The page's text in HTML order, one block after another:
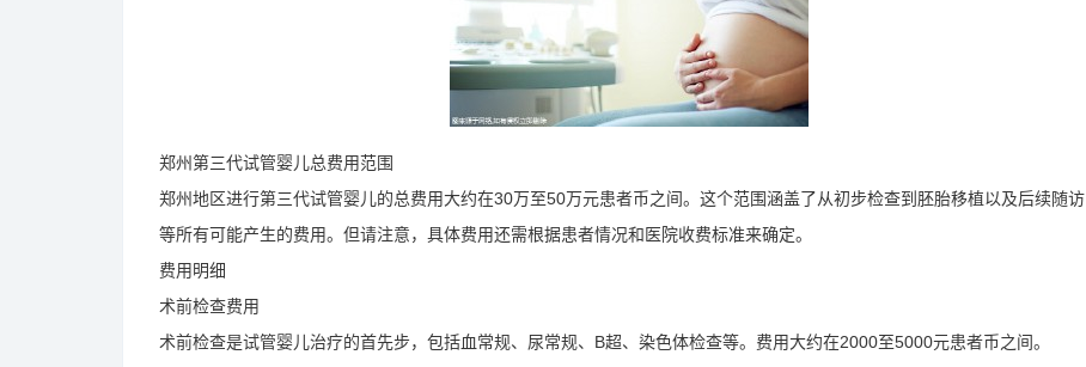
郑州第三代试管婴儿总费用范围
郑州地区进行第三代试管婴儿的总费用大约在30万至50万元患者币之间。这个范围涵盖了从初步检查到胚胎移植以及后续随访
等所有可能产生的费用。但请注意，具体费用还需根据患者情况和医院收费标准来确定。
费用明细
术前检查费用
术前检查是试管婴儿治疗的首先步，包括血常规、尿常规、B超、染色体检查等。费用大约在2000至5000元患者币之间。